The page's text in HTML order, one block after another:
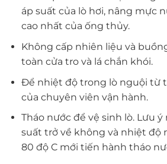
áp suất của lò hơi, nâng mực
cao nhất của ống thủy.
Không cấp nhiên liệu và
toàn cửa tro và lá chắn khói.
Để nhiệt độ trong lò nguội từ
của chuyên viên vận hành.
Tháo nước để vệ sinh lò. Lưu
suất trở về không và nhiệt độ
80 độ C mới tiến hành tháo